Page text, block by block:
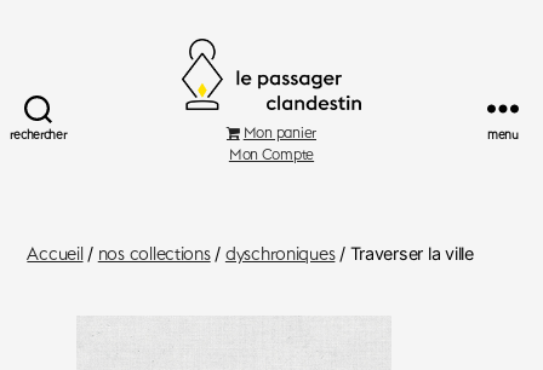
rechercher
Passager
Mon panier
Mon Compte
menu
Accueil/ nos collections/ dyschroniques/ Traverser la ville